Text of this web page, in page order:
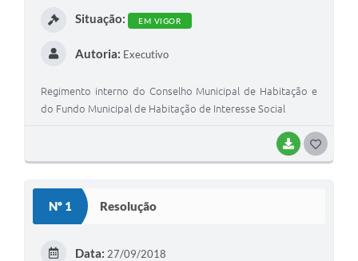
BAIXAR
Situação: EM VIGOR
Autoria: Executivo
Regimento interno do Conselho Municipal de Habitação e
do Fundo Municipal de Habitação de Interesse Social
Nº 1 Resolução
Data: 27/09/2018